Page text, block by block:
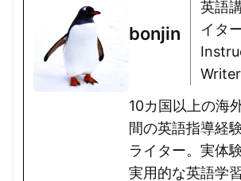
bonjin
英語
イタ
Writer
10カ国以上の海
間の英語指導経
ライター。実体
実用的な英語学